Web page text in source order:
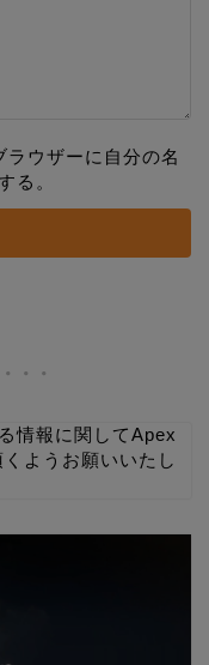
ウザーに自分の名
る。
情報に関してApex
ようお願いいたし